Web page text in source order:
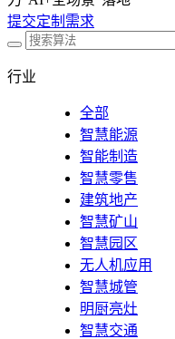
提交定制需求
行业
全部
智慧能源
智能制造
智慧零售
建筑地产
智慧矿山
智慧园区
无人机应用
智慧城管
明厨亮灶
智慧交通